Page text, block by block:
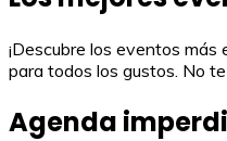
¡Descubre los eventos
para todos los gustos. No
Agenda